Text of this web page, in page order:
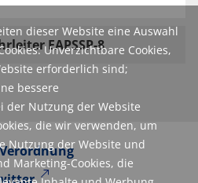
dieser Website eine Auswahl
Unverzichtbare Cookies,
erforderlich sind;
bessere
der Nutzung der Website
die wir verwenden, um
Nutzung der Website und
Marketing-Cookies, die
EAPSSP-8